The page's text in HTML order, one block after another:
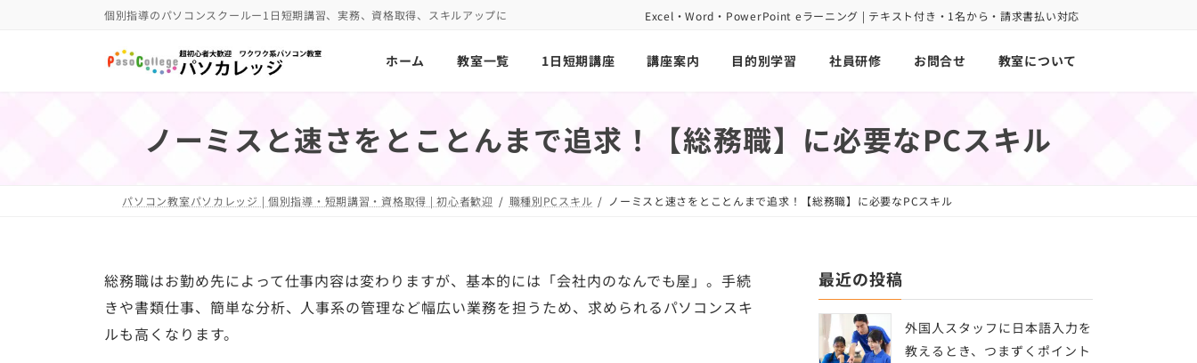
個別指導のパソコンスクールー1日短期講習、実務、資格取得、スキルアップに Excel・Word・PowerPoint eラーニング | テキスト付き・1名から・請求書払い対応
ホーム 教室一覧 1日短期講座 講座案内 目的別学習 社員研修 お問合せ 教室について
ノーミスと速さをとことんまで追求！【総務職】に必要なPCスキル
パソコン教室パソカレッジ | 個別指導・短期講習・資格取得 | 初心者歓迎 職種別PCスキル ノーミスと速さをとことんまで追求！【総務職】に必要なPCスキル
総務職はお勤め先によって仕事内容は変わりますが、基本的には「会社内のなんでも屋」。手続
きや書類仕事、簡単な分析、人事系の管理など幅広い業務を担うため、求められるパソコンスキ
ルも高くなります。
最近の投稿
外国人スタッフに日本語入力を
教えるとき、つまずくポイント